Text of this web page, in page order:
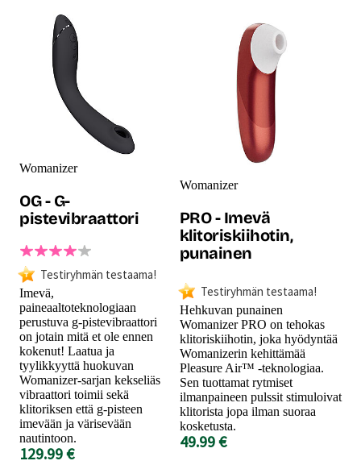
Womanizer
OG - G-
pistevibraattori
Testiryhmän testaama!
Imevä,
paineaaltoteknologiaan
perustuva g-pistevibraattori
on jotain mitä et ole ennen
kokenut! Laatua ja
tyylikkyyttä huokuvan
Womanizer-sarjan kekseliäs
vibraattori toimii sekä
klitoriksen että g-pisteen
imevään ja värisevään
nautintoon.
129.99 €
Womanizer
PRO - Imevä
klitoriskiihotin,
punainen
Testiryhmän testaama!
Hehkuvan punainen
Womanizer PRO on tehokas
klitoriskiihotin, joka hyödyntää
Womanizerin kehittämää
Pleasure Air™ -teknologiaa.
Sen tuottamat rytmiset
ilmanpaineen pulssit stimuloivat
klitorista jopa ilman suoraa
kosketusta.
49.99 €